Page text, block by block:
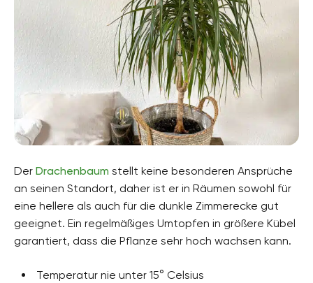
Der Drachenbaum stellt keine besonderen Ansprüche
an seinen Standort, daher ist er in Räumen sowohl für
eine hellere als auch für die dunkle Zimmerecke gut
geeignet. Ein regelmäßiges Umtopfen in größere Kübel
garantiert, dass die Pflanze sehr hoch wachsen kann.
Temperatur nie unter 15° Celsius